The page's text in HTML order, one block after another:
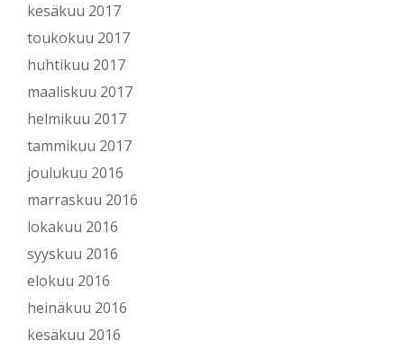
kesäkuu 2017
toukokuu 2017
huhtikuu 2017
maaliskuu 2017
helmikuu 2017
tammikuu 2017
joulukuu 2016
marraskuu 2016
lokakuu 2016
syyskuu 2016
elokuu 2016
heinäkuu 2016
kesäkuu 2016